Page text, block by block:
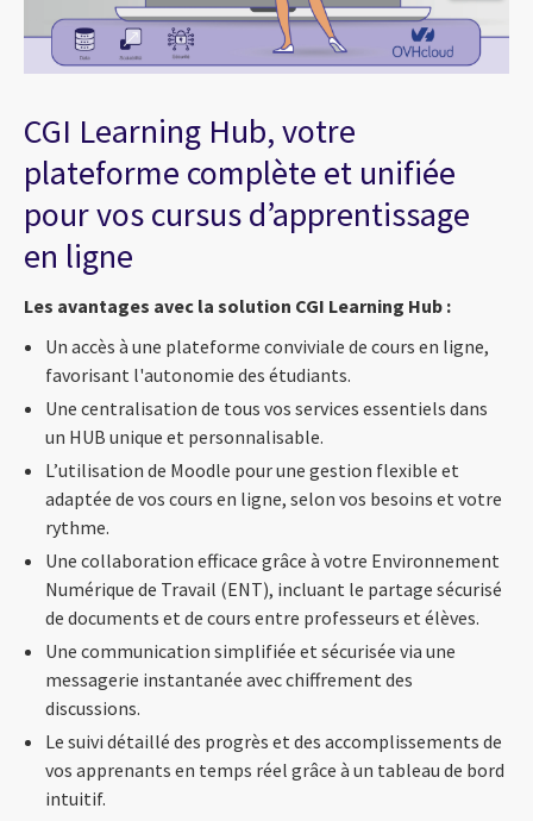
CGI Learning Hub, votre
plateforme complète et unifiée
pour vos cursus d’apprentissage
en ligne
Les avantages avec la solution CGI Learning Hub :
Un accès à une plateforme conviviale de cours en ligne,
favorisant l'autonomie des étudiants.
Une centralisation de tous vos services essentiels dans
un HUB unique et personnalisable.
L’utilisation de Moodle pour une gestion flexible et
adaptée de vos cours en ligne, selon vos besoins et votre
rythme.
Une collaboration efficace grâce à votre Environnement
Numérique de Travail (ENT), incluant le partage sécurisé
de documents et de cours entre professeurs et élèves.
Une communication simplifiée et sécurisée via une
messagerie instantanée avec chiffrement des
discussions.
Le suivi détaillé des progrès et des accomplissements de
vos apprenants en temps réel grâce à un tableau de bord
intuitif.